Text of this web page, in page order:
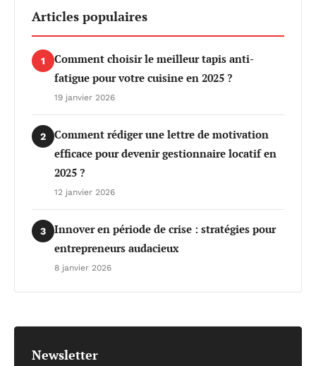
Articles populaires
1
Comment choisir le meilleur tapis anti-
fatigue pour votre cuisine en 2025 ?
19 janvier 2026
2
Comment rédiger une lettre de motivation
efficace pour devenir gestionnaire locatif en
2025 ?
12 janvier 2026
3
Innover en période de crise : stratégies pour
entrepreneurs audacieux
8 janvier 2026
Newsletter